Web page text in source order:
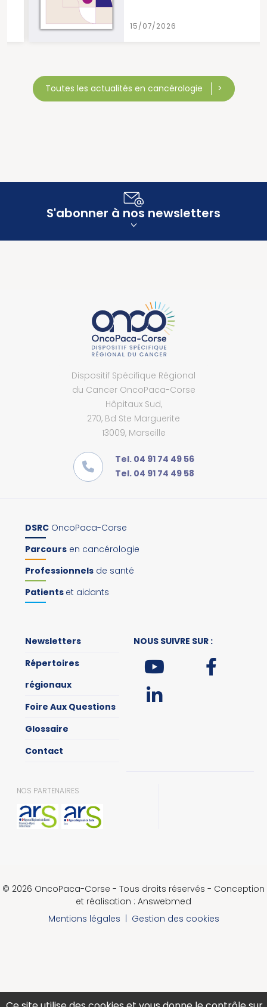
15/07/2026
Toutes les actualités en cancérologie
S'abonner à nos newsletters
Dispositif Spécifique Régional
du Cancer OncoPaca-Corse
Hôpitaux Sud,
270, Bd Ste Marguerite
13009, Marseille
Tel. 04 91 74 49 56
Tel. 04 91 74 49 58
DSRC OncoPaca-Corse
Parcours en cancérologie
Professionnels de santé
Patients et aidants
Newsletters
Répertoires
régionaux
Foire Aux Questions
Glossaire
Contact
NOUS SUIVRE SUR :
NOS PARTENAIRES
© 2026 OncoPaca-Corse - Tous droits réservés - Conception
et réalisation : Answebmed
Mentions légales | Gestion des cookies